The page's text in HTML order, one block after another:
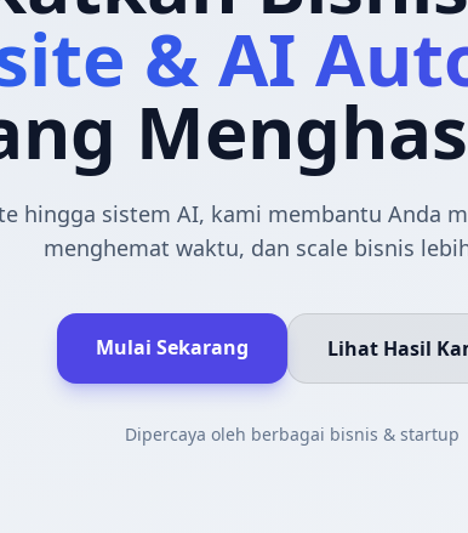
& AI
hingga sistem AI, kami membantu Anda
menghemat waktu, dan scale bisnis
Mulai Sekarang Lihat Hasil
Dipercaya oleh berbagai bisnis & startup